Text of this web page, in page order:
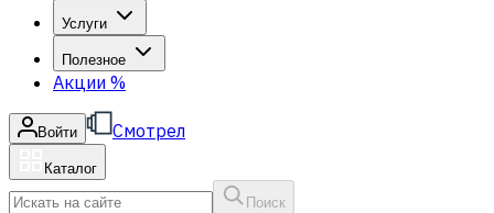
Услуги
Полезное
Акции %
Войти Смотрел
Каталог
Поиск